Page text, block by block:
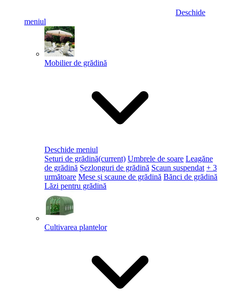
Deschide
meniul
Mobilier de grădină
Deschide meniul
Seturi de grădină(current) Umbrele de soare Leagăne
de grădină Șezlonguri de grădină Scaun suspendat + 3
următoare Mese și scaune de grădină Bănci de grădină
Lăzi pentru grădină
Cultivarea plantelor